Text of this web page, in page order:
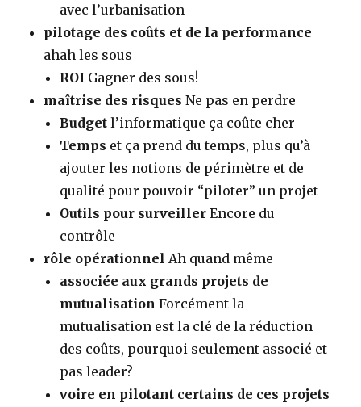
avec l’urbanisation
pilotage des coûts et de la performance
ahah les sous
ROI Gagner des sous!
maîtrise des risques Ne pas en perdre
Budget l’informatique ça coûte cher
Temps et ça prend du temps, plus qu’à
ajouter les notions de périmètre et de
qualité pour pouvoir “piloter” un projet
Outils pour surveiller Encore du
contrôle
rôle opérationnel Ah quand même
associée aux grands projets de
mutualisation Forcément la
mutualisation est la clé de la réduction
des coûts, pourquoi seulement associé et
pas leader?
voire en pilotant certains de ces projets